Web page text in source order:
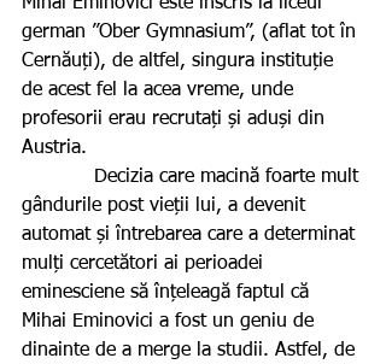
german ”Ober Gymnasium”, (aflat tot în
Cernăuți), de altfel, singura instituție
de acest fel la acea vreme, unde
profesorii erau recrutați și aduși din
Austria.
gândurile post vieții lui, a devenit
automat și întrebarea care a determinat
mulți cercetători ai perioadei
eminesciene să înțeleagă faptul că
Mihai Eminovici a fost un geniu de
dinainte de a merge la studii. Astfel, de